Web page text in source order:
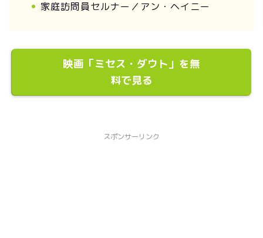
家庭訪問員セルナー／アン・ヘイニー
映画「ミセス・ダウト」を無
料で見る
スポンサーリンク